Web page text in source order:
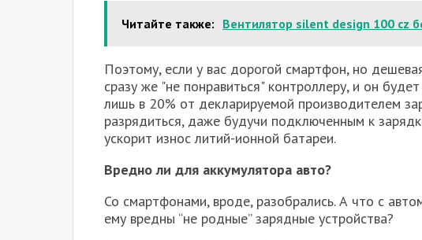
Читайте также: Вентилятор silent design 100 cz
Поэтому, если у вас дорогой смартфон, но
сразу же "не понравиться" контроллеру, и он
лишь в 20% от декларируемой производителем
разрядиться, даже будучи подключенным к
ускорит износ литий-ионной батареи.
Вредно ли для аккумулятора авто?
Со смартфонами, вроде, разобрались. А что с
ему вредны “не родные” зарядные устройства?